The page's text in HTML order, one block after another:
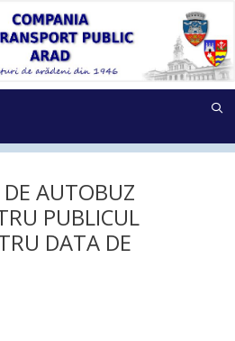
AUTOBUZ
PUBLICUL
DATA DE